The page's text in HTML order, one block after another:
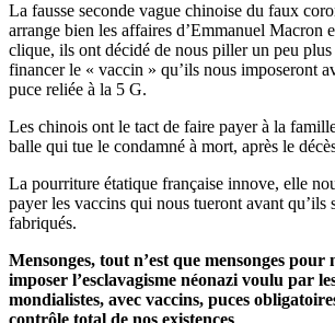
La fausse seconde vague chinoise du faux
arrange bien les affaires d’Emmanuel Macron
clique, ils ont décidé de nous piller un peu
financer le « vaccin » qu’ils nous imposeront
puce reliée à la 5 G.
Les chinois ont le tact de faire payer à la
balle qui tue le condamné à mort, après le
La pourriture étatique française innove, elle
payer les vaccins qui nous tueront avant qu’ils
fabriqués.
Mensonges, tout n’est que mensonges pour
imposer l’esclavagisme néonazi voulu par
mondialistes, avec vaccins, puces